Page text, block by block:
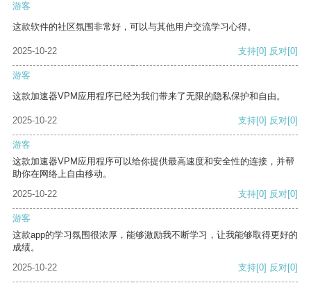
游客
这款软件的社区氛围非常好，可以与其他用户交流学习心得。
2025-10-22 支持[0] 反对[0]
游客
这款加速器VPM应用程序已经为我们带来了无限的隐私保护和自由。
2025-10-22 支持[0] 反对[0]
游客
这款加速器VPM应用程序可以给你提供最高速度和安全性的连接，并帮
助你在网络上自由移动。
2025-10-22
支持[0] 反对[0]
游客
这款app的学习氛围很浓厚，能够激励我不断学习，让我能够取得更好的
成绩。
2025-10-22
支持[0] 反对[0]